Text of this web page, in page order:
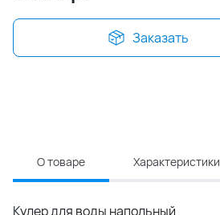
Заказать
О товаре Характеристики
Кулер для воды напольный